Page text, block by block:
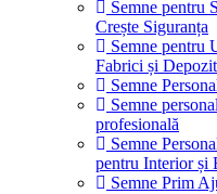
Semne pentru
Crește Siguranța
Semne pentru
Fabrici și
Semne
Semne
profesională
Semne
pentru Interior și
Semne Prim